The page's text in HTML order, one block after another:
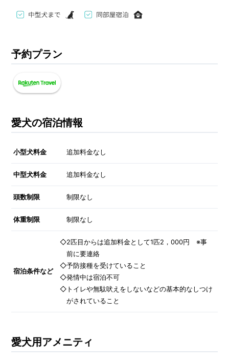
予約プラン
愛犬の宿泊情報
小型犬料金 追加料金なし
中型犬料金 追加料金なし
頭数制限 制限なし
体重制限 制限なし
宿泊条件など
◇2匹目からは追加料金として1匹2，000円 ※事
前に要連絡
◇予防接種を受けていること
◇発情中は宿泊不可
◇トイレや無駄吠えをしないなどの基本的なしつけ
がされていること
愛犬用アメニティ